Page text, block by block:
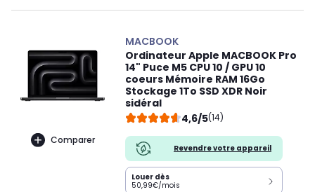
Comparer
MACBOOK
Ordinateur Apple MACBOOK Pro
14" Puce M5 CPU 10 / GPU 10
coeurs Mémoire RAM 16Go
Stockage 1To SSD XDR Noir
sidéral
4,6/5(14)
Revendre votre appareil
Louer dès
50,99€/mois